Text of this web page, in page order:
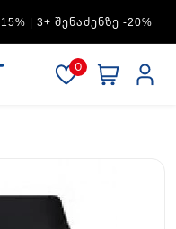
0